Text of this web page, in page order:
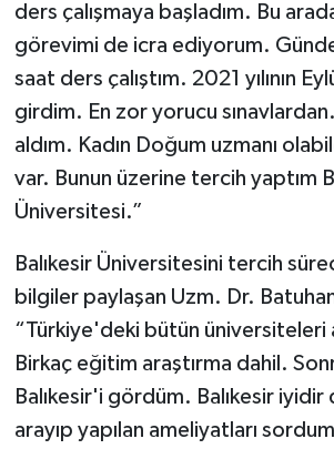
ders çalışmaya başladım. Bu
görevimi de icra ediyorum.
saat ders çalıştım. 2021 yılının
girdim. En zor yorucu
aldım. Kadın Doğum uzmanı
var. Bunun üzerine tercih yaptım
Üniversitesi.”
Balıkesir Üniversitesini tercih
bilgiler paylaşan Uzm. Dr.
“Türkiye'deki bütün üniversiteleri
Birkaç eğitim araştırma dahil.
Balıkesir'i gördüm. Balıkesir iyidir
arayıp yapılan ameliyatları